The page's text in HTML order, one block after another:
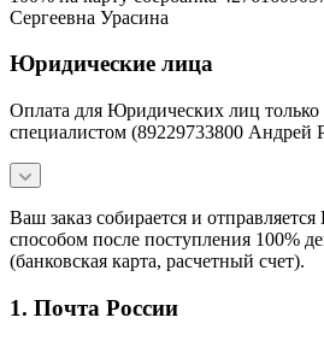
Сергеевна Урасина
Юридические лица
Оплата для Юридических лиц только
специалистом (89229733800 Андрей
Ваш заказ собирается и
способом после поступления 100%
(банковская карта, расчетный счет).
1. Почта России